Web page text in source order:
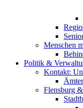
Menschen
Politik &
Kontakt:
Flensburg